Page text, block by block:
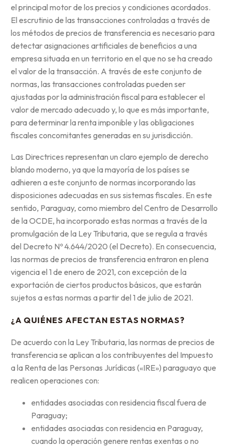
el principal motor de los precios y condiciones acordados.
El escrutinio de las transacciones controladas a través de
los métodos de precios de transferencia es necesario para
detectar asignaciones artificiales de beneficios a una
empresa situada en un territorio en el que no se ha creado
el valor de la transacción. A través de este conjunto de
normas, las transacciones controladas pueden ser
ajustadas por la administración fiscal para establecer el
valor de mercado adecuado y, lo que es más importante,
para determinar la renta imponible y las obligaciones
fiscales concomitantes generadas en su jurisdicción.
Las Directrices representan un claro ejemplo de derecho
blando moderno, ya que la mayoría de los países se
adhieren a este conjunto de normas incorporando las
disposiciones adecuadas en sus sistemas fiscales. En este
sentido, Paraguay, como miembro del Centro de Desarrollo
de la OCDE, ha incorporado estas normas a través de la
promulgación de la Ley Tributaria, que se regula a través
del Decreto Nº 4.644/2020 (el Decreto). En consecuencia,
las normas de precios de transferencia entraron en plena
vigencia el 1 de enero de 2021, con excepción de la
exportación de ciertos productos básicos, que estarán
sujetos a estas normas a partir del 1 de julio de 2021.
¿A QUIÉNES AFECTAN ESTAS NORMAS?
De acuerdo con la Ley Tributaria, las normas de precios de
transferencia se aplican a los contribuyentes del Impuesto
a la Renta de las Personas Jurídicas («IRE») paraguayo que
realicen operaciones con:
entidades asociadas con residencia fiscal fuera de
Paraguay;
entidades asociadas con residencia en Paraguay,
cuando la operación genere rentas exentas o no